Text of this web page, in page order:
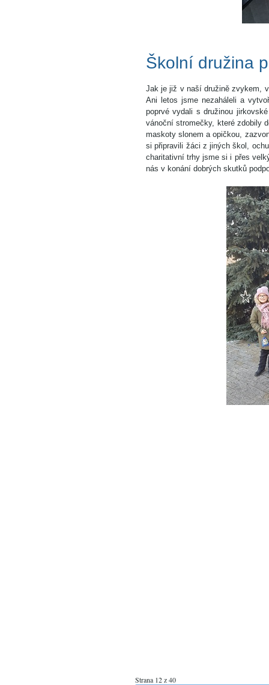
Školní družina
Jak je již v naší družině zvykem,
Ani letos jsme nezaháleli a
poprvé vydali s družinou
vánoční stromečky, které zdobily
maskoty slonem a opičkou,
si připravili žáci z jiných škol,
charitativní trhy jsme si i přes
nás v konání dobrých skutků
Strana 12 z 40